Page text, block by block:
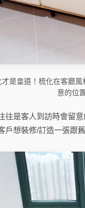
是皇道！梳化在客廳
意的位
是客人到訪時會留
想裝修/訂造一張跟